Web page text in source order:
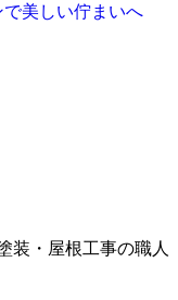
美しい佇まいへ
装・屋根工事の職人